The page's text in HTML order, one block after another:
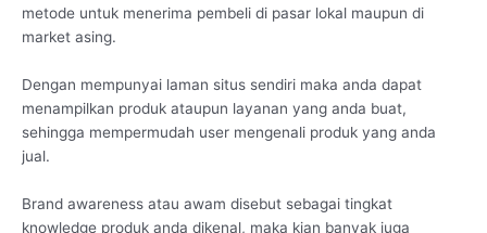
metode untuk menerima pembeli di pasar lokal maupun di
market asing.
Dengan mempunyai laman situs sendiri maka anda dapat
menampilkan produk ataupun layanan yang anda buat,
sehingga mempermudah user mengenali produk yang anda
jual.
Brand awareness atau awam disebut sebagai tingkat
knowledge produk anda dikenal, maka kian banyak juga